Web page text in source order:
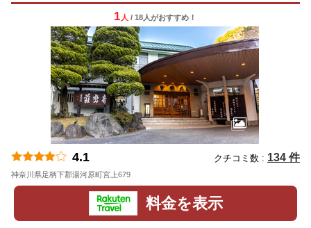
1 人 / 18人がおすすめ！
4.1 クチコミ数 : 134 件
神奈川県足柄下郡湯河原町宮上679
料金を表示